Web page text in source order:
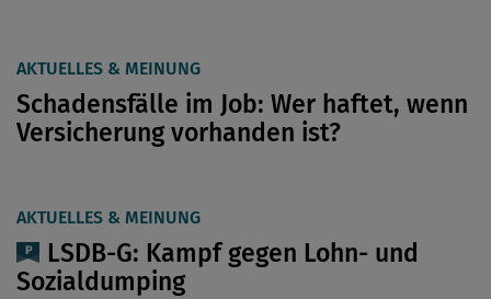
AKTUELLES & MEINUNG
Schadensfälle im Job: Wer haftet, wenn
Versicherung vorhanden ist?
AKTUELLES & MEINUNG
LSDB-G: Kampf gegen Lohn- und
Sozialdumping